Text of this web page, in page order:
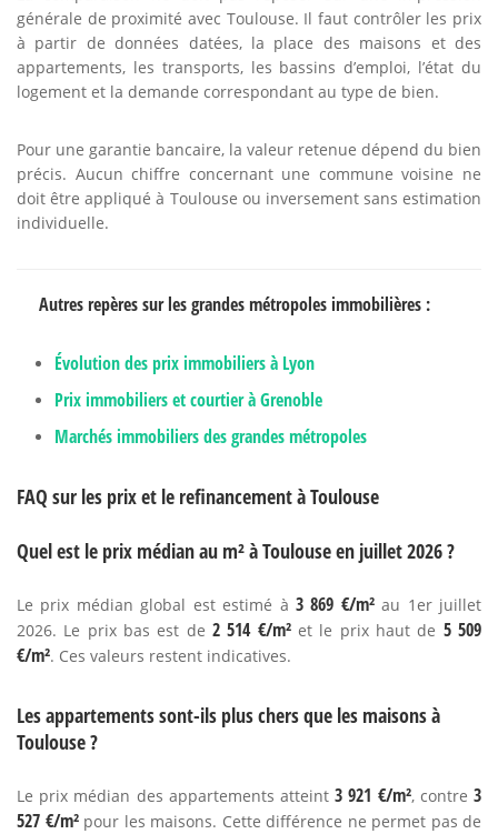
générale de proximité avec Toulouse. Il faut contrôler les prix
à partir de données datées, la place des maisons et des
appartements, les transports, les bassins d’emploi, l’état du
logement et la demande correspondant au type de bien.
Pour une garantie bancaire, la valeur retenue dépend du bien
précis. Aucun chiffre concernant une commune voisine ne
doit être appliqué à Toulouse ou inversement sans estimation
individuelle.
Autres repères sur les grandes métropoles immobilières :
Évolution des prix immobiliers à Lyon
Prix immobiliers et courtier à Grenoble
Marchés immobiliers des grandes métropoles
FAQ sur les prix et le refinancement à Toulouse
Quel est le prix médian au m² à Toulouse en juillet 2026 ?
Le prix médian global est estimé à 3 869 €/m²au 1er juillet
2026. Le prix bas est de 2 514 €/m²et le prix haut de 5 509
€/m². Ces valeurs restent indicatives.
Les appartements sont-ils plus chers que les maisons à
Toulouse ?
Le prix médian des appartements atteint3 921 €/m², contre3
527 €/m²pour les maisons. Cette différence ne permet pas de